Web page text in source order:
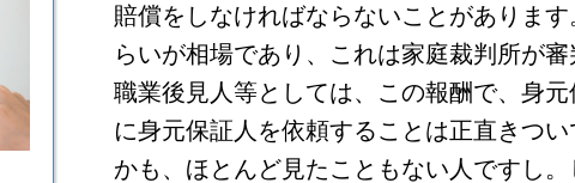
賠償をしなければならないことがありま
らいが相場であり、これは家庭裁判所が
職業後見人等としては、この報酬で、身
に身元保証人を依頼することは正直きつ
かも、ほとんど見たこともない人ですし